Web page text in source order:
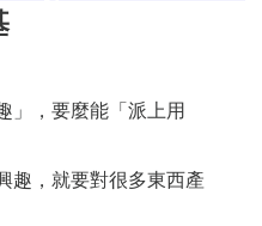
」，要麼能「派上用
趣，就要對很多東西產